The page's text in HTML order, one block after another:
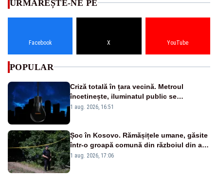
URMĂREȘTE-NE PE
Facebook X YouTube
POPULAR
Criză totală în țara vecină. Metroul
încetinește, iluminatul public se
suspendă, iar bugetarii sunt trimiși să
1 aug. 2026, 16:51
Șoc în Kosovo. Rămășițele umane, găsite
într-o groapă comună din războiul din anii
1990
1 aug. 2026, 17:06